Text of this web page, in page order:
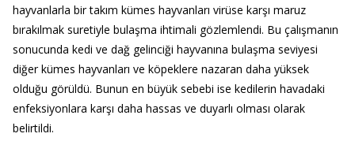
hayvanlarla bir takım kümes hayvanları virüse karşı maruz
bırakılmak suretiyle bulaşma ihtimali gözlemlendi. Bu çalışmanın
sonucunda kedi ve dağ gelinciği hayvanına bulaşma seviyesi
diğer kümes hayvanları ve köpeklere nazaran daha yüksek
olduğu görüldü. Bunun en büyük sebebi ise kedilerin havadaki
enfeksiyonlara karşı daha hassas ve duyarlı olması olarak
belirtildi.